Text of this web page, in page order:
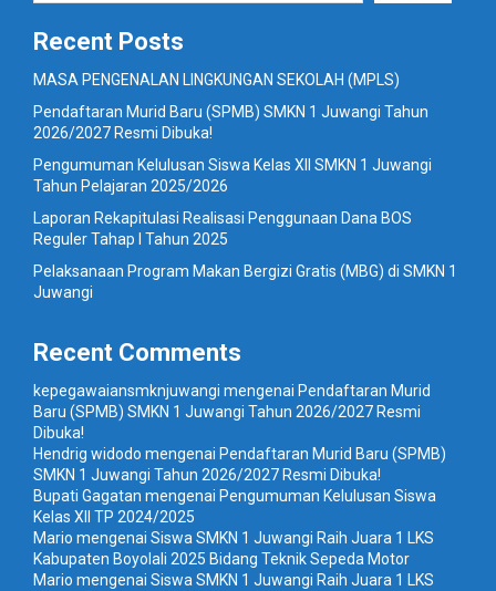
Recent Posts
MASA PENGENALAN LINGKUNGAN SEKOLAH (MPLS)
Pendaftaran Murid Baru (SPMB) SMKN 1 Juwangi Tahun
2026/2027 Resmi Dibuka!
Pengumuman Kelulusan Siswa Kelas XII SMKN 1 Juwangi
Tahun Pelajaran 2025/2026
Laporan Rekapitulasi Realisasi Penggunaan Dana BOS
Reguler Tahap I Tahun 2025
Pelaksanaan Program Makan Bergizi Gratis (MBG) di SMKN 1
Juwangi
Recent Comments
kepegawaiansmknjuwangi mengenai Pendaftaran Murid
Baru (SPMB) SMKN 1 Juwangi Tahun 2026/2027 Resmi
Dibuka!
Hendrig widodo mengenai Pendaftaran Murid Baru (SPMB)
SMKN 1 Juwangi Tahun 2026/2027 Resmi Dibuka!
Bupati Gagatan mengenai Pengumuman Kelulusan Siswa
Kelas XII TP 2024/2025
Mario mengenai Siswa SMKN 1 Juwangi Raih Juara 1 LKS
Kabupaten Boyolali 2025 Bidang Teknik Sepeda Motor
Mario mengenai Siswa SMKN 1 Juwangi Raih Juara 1 LKS